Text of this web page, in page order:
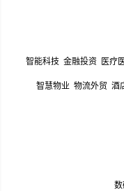
智能科技 金融投资 医疗
智慧物业 物流外贸 酒
数